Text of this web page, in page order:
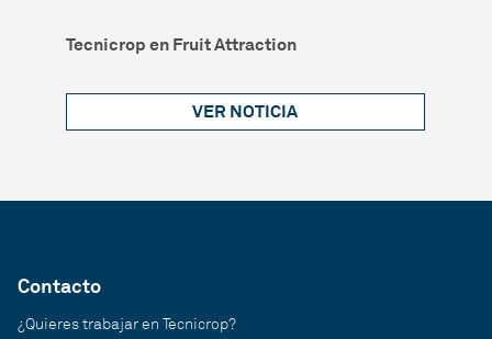
Tecnicrop en Fruit Attraction
VER NOTICIA
Contacto
¿Quieres trabajar en Tecnicrop?